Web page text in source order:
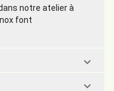
notre atelier à
font